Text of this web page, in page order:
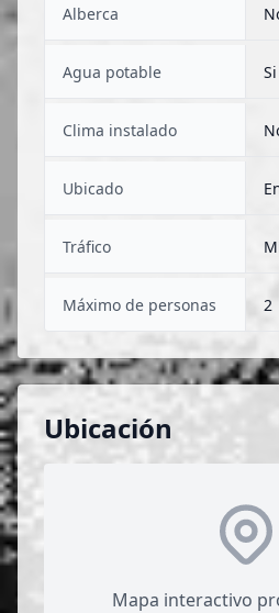
Alberca
Agua potable Si
Clima instalado
Ubicado
Tráfico
Máximo de personas 2
Ubicación
Mapa interactivo